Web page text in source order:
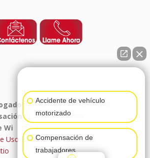
de Accidentes de Auto
al Trabajador en
Wi
Uso | Politica de Privacidad
Accidente de vehículo
motorizado
Compensación de
trabajadores